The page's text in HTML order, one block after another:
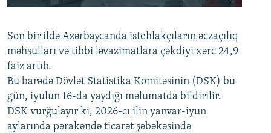
Auto 240p 360p 480p
720p 1080p
360p
480p
720p
1080p
Son bir ildə Azərbaycanda istehlakçıların əczaçılıq
məhsulları və tibbi ləvazimatlara çəkdiyi xərc 24,9
faiz artıb.
Bu barədə Dövlət Statistika Komitəsinin (DSK) bu
gün, iyulun 16-da yaydığı məlumatda bildirilir.
DSK vurğulayır ki, 2026-cı ilin yanvar-iyun
aylarında pərakəndə ticarət şəbəkəsində